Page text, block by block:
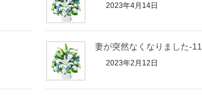
2023年4月14日
妻が突然なくなりました-11
2023年2月12日